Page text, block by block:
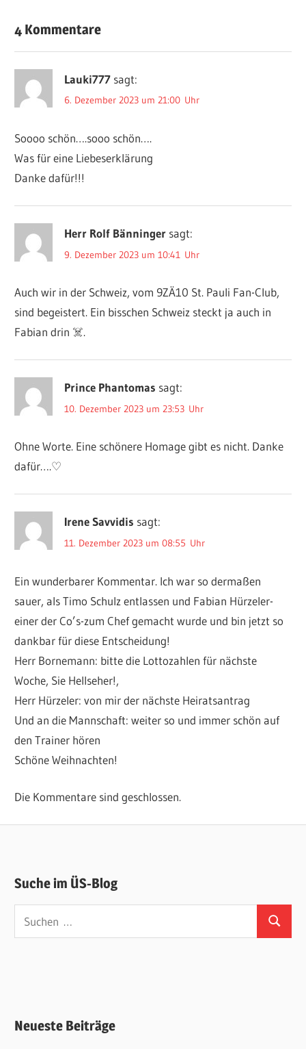
4 Kommentare
Lauki777 sagt:
6. Dezember 2023 um 21:00 Uhr
Soooo schön….sooo schön….
Was für eine Liebeserklärung
Danke dafür!!!
Herr Rolf Bänninger sagt:
9. Dezember 2023 um 10:41 Uhr
Auch wir in der Schweiz, vom 9ZÄ10 St. Pauli Fan-Club,
sind begeistert. Ein bisschen Schweiz steckt ja auch in
Fabian drin ‍☠️.
Prince Phantomas sagt:
10. Dezember 2023 um 23:53 Uhr
Ohne Worte. Eine schönere Homage gibt es nicht. Danke
dafür….♡
Irene Savvidis sagt:
11. Dezember 2023 um 08:55 Uhr
Ein wunderbarer Kommentar. Ich war so dermaßen
sauer, als Timo Schulz entlassen und Fabian Hürzeler-
einer der Co’s-zum Chef gemacht wurde und bin jetzt so
dankbar für diese Entscheidung!
Herr Bornemann: bitte die Lottozahlen für nächste
Woche, Sie Hellseher!,
Herr Hürzeler: von mir der nächste Heiratsantrag
Und an die Mannschaft: weiter so und immer schön auf
den Trainer hören
Schöne Weihnachten!
Die Kommentare sind geschlossen.
Suche im ÜS-Blog
Suchen
Neueste Beiträge